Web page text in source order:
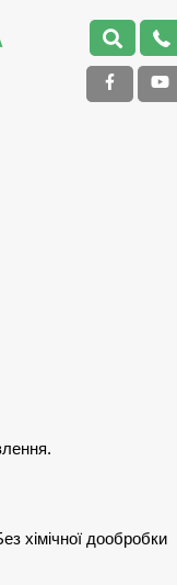
хімічної дообробки